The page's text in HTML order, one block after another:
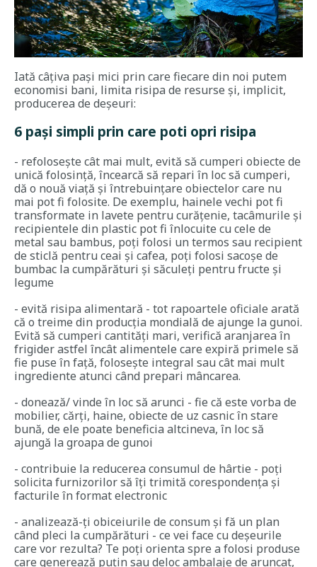
Iată câțiva pași mici prin care fiecare din noi putem
economisi bani, limita risipa de resurse și, implicit,
producerea de deșeuri:
6 pași simpli prin care poti opri risipa
- refolosește cât mai mult, evită să cumperi obiecte de
unică folosință, încearcă să repari în loc să cumperi,
dă o nouă viață și întrebuințare obiectelor care nu
mai pot fi folosite. De exemplu, hainele vechi pot fi
transformate in lavete pentru curățenie, tacâmurile și
recipientele din plastic pot fi înlocuite cu cele de
metal sau bambus, poți folosi un termos sau recipient
de sticlă pentru ceai și cafea, poți folosi sacoșe de
bumbac la cumpărături și săculeți pentru fructe și
legume
- evită risipa alimentară - tot rapoartele oficiale arată
că o treime din producția mondială de ajunge la gunoi.
Evită să cumperi cantități mari, verifică aranjarea în
frigider astfel încât alimentele care expiră primele să
fie puse în față, folosește integral sau cât mai mult
ingrediente atunci când prepari mâncarea.
- donează/ vinde în loc să arunci - fie că este vorba de
mobilier, cărți, haine, obiecte de uz casnic în stare
bună, de ele poate beneficia altcineva, în loc să
ajungă la groapa de gunoi
- contribuie la reducerea consumul de hârtie - poți
solicita furnizorilor să îți trimită corespondența și
facturile în format electronic
- analizează-ți obiceiurile de consum și fă un plan
când pleci la cumpărături - ce vei face cu deșeurile
care vor rezulta? Te poți orienta spre a folosi produse
care generează puțin sau deloc ambalaje de aruncat,